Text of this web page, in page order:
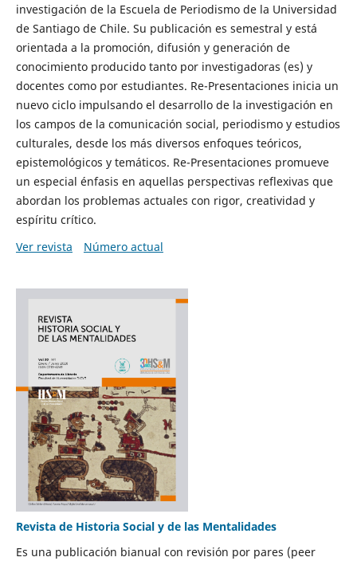
investigación de la Escuela de Periodismo de la Universidad
de Santiago de Chile. Su publicación es semestral y está
orientada a la promoción, difusión y generación de
conocimiento producido tanto por investigadoras (es) y
docentes como por estudiantes. Re-Presentaciones inicia un
nuevo ciclo impulsando el desarrollo de la investigación en
los campos de la comunicación social, periodismo y estudios
culturales, desde los más diversos enfoques teóricos,
epistemológicos y temáticos. Re-Presentaciones promueve
un especial énfasis en aquellas perspectivas reflexivas que
abordan los problemas actuales con rigor, creatividad y
espíritu crítico.
Ver revista
Número actual
Revista de Historia Social y de las Mentalidades
Es una publicación bianual con revisión por pares (peer